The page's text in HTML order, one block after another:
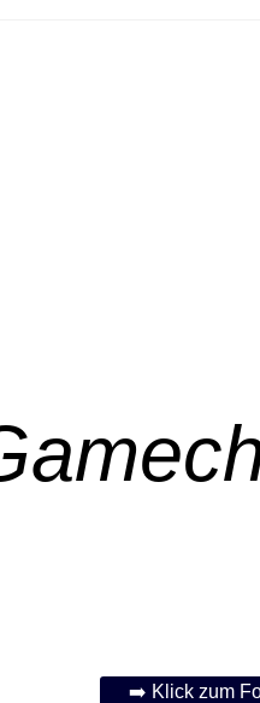
➡️ Klick zum